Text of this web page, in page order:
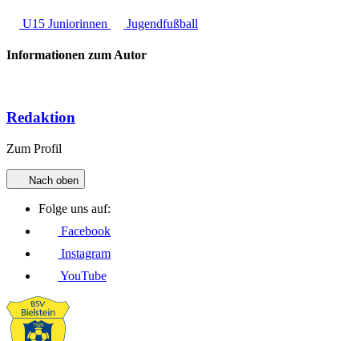
U15 Juniorinnen Jugendfußball
Informationen zum Autor
Redaktion
Zum Profil
Nach oben
Folge uns auf:
Facebook
Instagram
YouTube